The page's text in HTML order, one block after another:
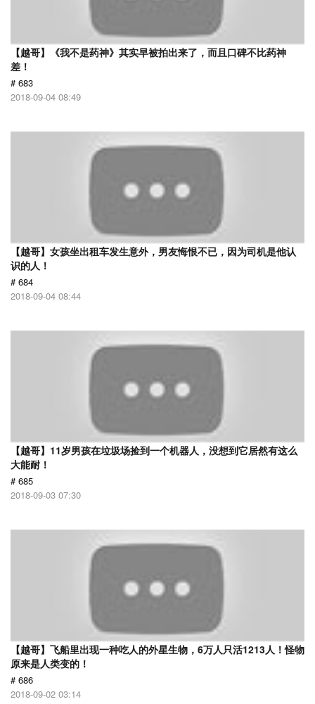
【越哥】《我不是药神》其实早被拍出来了，而且口碑不比药神
差！
# 683
2018-09-04 08:49
【越哥】女孩坐出租车发生意外，男友悔恨不已，因为司机是他认
识的人！
# 684
2018-09-04 08:44
【越哥】11岁男孩在垃圾场捡到一个机器人，没想到它居然有这么
大能耐！
# 685
2018-09-03 07:30
【越哥】飞船里出现一种吃人的外星生物，6万人只活1213人！怪物
原来是人类变的！
# 686
2018-09-02 03:14